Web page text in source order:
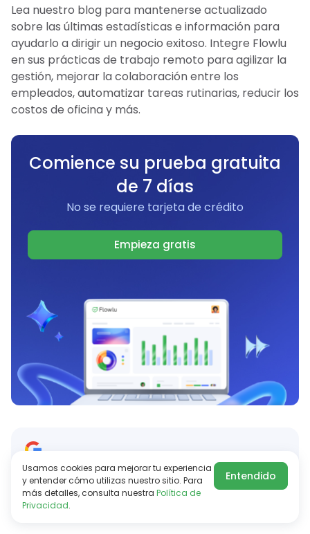
Lea nuestro blog para mantenerse actualizado
sobre las últimas estadísticas e información para
ayudarlo a dirigir un negocio exitoso. Integre Flowlu
en sus prácticas de trabajo remoto para agilizar la
gestión, mejorar la colaboración entre los
empleados, automatizar tareas rutinarias, reducir los
costos de oficina y más.
Comience su prueba gratuita
de 7 días
No se requiere tarjeta de crédito
Empieza gratis
Mira Flowlu primero en Google AI
Añadir fuente preferida
Usamos cookies para mejorar tu experiencia
y entender cómo utilizas nuestro sitio. Para
más detalles, consulta nuestra Política de
Privacidad.
Entendido